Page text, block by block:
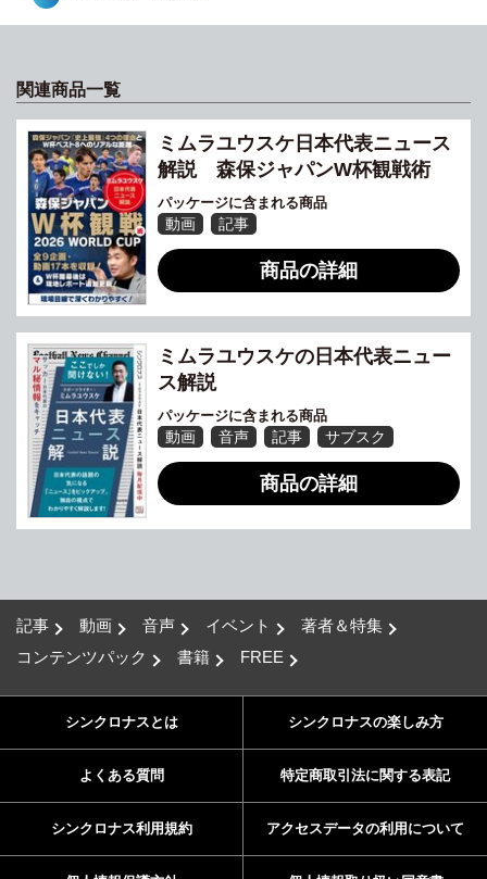
関連商品一覧
ミムラユウスケ日本代表ニュース
解説 森保ジャパンW杯観戦術
パッケージに含まれる商品
動画 記事
商品の詳細
ミムラユウスケの日本代表ニュー
ス解説
パッケージに含まれる商品
動画 音声 記事 サブスク
商品の詳細
記事 動画 音声 イベント
著者＆特集
コンテンツパック
書籍 FREE
シンクロナスとは シンクロナスの楽しみ方
よくある質問 特定商取引法に関する表記
シンクロナス利用規約 アクセスデータの利用について